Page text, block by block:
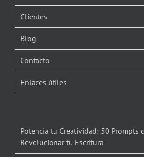
Clientes
Blog
Contacto
Enlaces útiles
Potencia tu Creatividad: 50 Prompts
Revolucionar tu Escritura